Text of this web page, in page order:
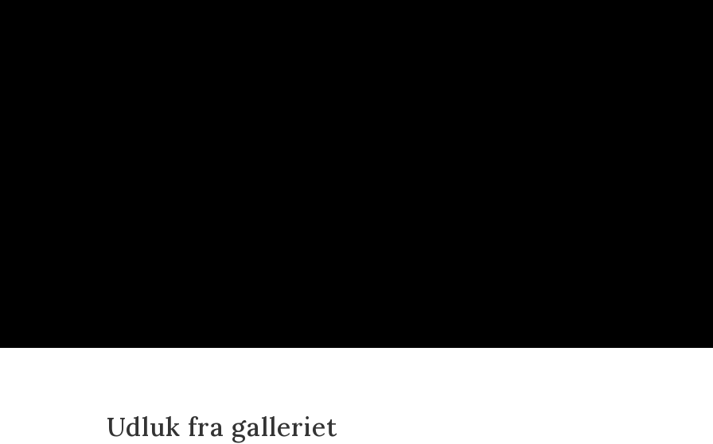
Udluk fra galleriet